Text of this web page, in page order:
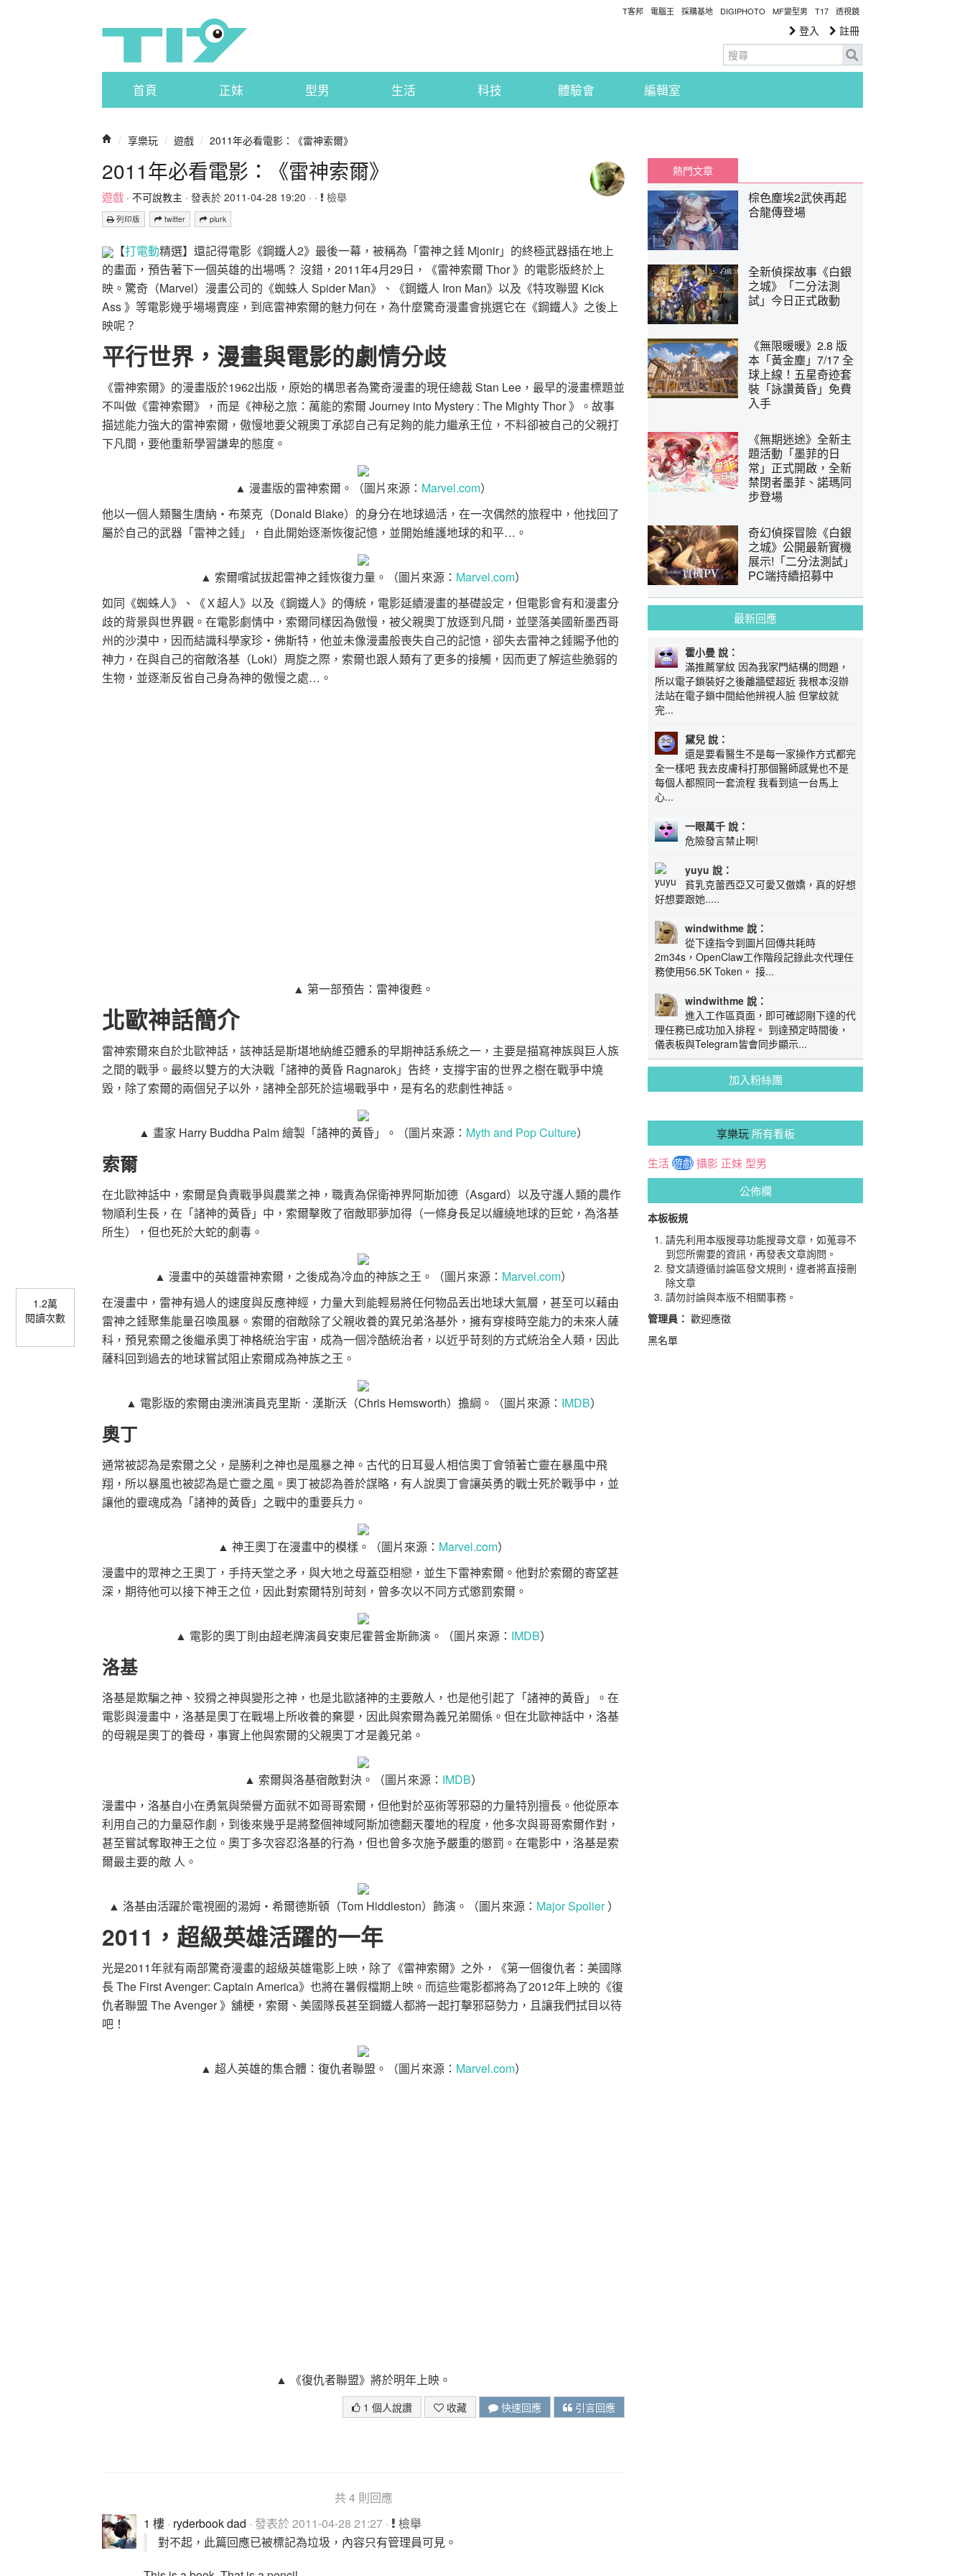
T客邦 電腦王 採購基地 DIGIPHOTO MF變型男 T17 透視鏡
登入 註冊
首頁 正妹 型男 生活 科技 體驗會 編輯室
/ 享樂玩 / 遊戲 / 2011年必看電影：《雷神索爾》
2011年必看電影：《雷神索爾》
遊戲 · 不可說教主 · 發表於 2011-04-28 19:20 · · 檢舉
列印版 twitter plurk
1.2萬
閱讀次數
【打電動精選】還記得電影《鋼鐵人2》最後一幕，被稱為「雷神之錘 Mjonir」的終極武器插在地上
的畫面，預告著下一個英雄的出場嗎？ 沒錯，2011年4月29日，《雷神索爾 Thor 》的電影版終於上
映。驚奇（Marvel）漫畫公司的《蜘蛛人 Spider Man》、《鋼鐵人 Iron Man》以及《特攻聯盟 Kick
Ass 》等電影幾乎場場賣座，到底雷神索爾的魅力何在，為什麼驚奇漫畫會挑選它在《鋼鐵人》之後上
映呢？
平行世界，漫畫與電影的劇情分歧
《雷神索爾》的漫畫版於1962出版，原始的構思者為驚奇漫畫的現任總裁 Stan Lee，最早的漫畫標題並
不叫做《雷神索爾》，而是《神秘之旅：萬能的索爾 Journey into Mystery : The Mighty Thor 》。故事
描述能力強大的雷神索爾，傲慢地要父親奧丁承認自己有足夠的能力繼承王位，不料卻被自己的父親打
下凡間，要他重新學習謙卑的態度。
▲ 漫畫版的雷神索爾。（圖片來源： Marvel.com）
他以一個人類醫生唐納‧布萊克（Donald Blake）的身分在地球過活，在一次偶然的旅程中，他找回了
屬於自己的武器「雷神之錘」，自此開始逐漸恢復記憶，並開始維護地球的和平…。
▲ 索爾嚐試拔起雷神之錘恢復力量。（圖片來源： Marvel.com）
如同《蜘蛛人》、《Ｘ超人》以及《鋼鐵人》的傳統，電影延續漫畫的基礎設定，但電影會有和漫畫分
歧的背景與世界觀。在電影劇情中，索爾同樣因為傲慢，被父親奧丁放逐到凡間，並墜落美國新墨西哥
州的沙漠中，因而結識科學家珍‧佛斯特，他並未像漫畫般喪失自己的記憶，卻失去雷神之錘賜予他的
神力，在與自己的宿敵洛基（Loki）周旋之際，索爾也跟人類有了更多的接觸，因而更了解這些脆弱的
生物，並逐漸反省自己身為神的傲慢之處…。
▲ 第一部預告：雷神復甦。
北歐神話簡介
雷神索爾來自於北歐神話，該神話是斯堪地納維亞體系的早期神話系統之一，主要是描寫神族與巨人族
之間的戰爭。最終以雙方的大決戰「諸神的黃昏 Ragnarok」告終，支撐宇宙的世界之樹在戰爭中燒
毀，除了索爾的兩個兒子以外，諸神全部死於這場戰爭中，是有名的悲劇性神話。
▲ 畫家 Harry Buddha Palm 繪製「諸神的黃昏」。（圖片來源： Myth and Pop Culture）
索爾
在北歐神話中，索爾是負責戰爭與農業之神，職責為保衛神界阿斯加德（Asgard）以及守護人類的農作
物順利生長，在「諸神的黃昏」中，索爾擊敗了宿敵耶夢加得（一條身長足以纏繞地球的巨蛇，為洛基
所生），但也死於大蛇的劇毒。
▲ 漫畫中的英雄雷神索爾，之後成為冷血的神族之王。（圖片來源： Marvel.com）
在漫畫中，雷神有過人的速度與反應神經，力量大到能輕易將任何物品丟出地球大氣層，甚至可以藉由
雷神之錘聚集能量召喚風暴。索爾的宿敵除了父親收養的異兄弟洛基外，擁有穿梭時空能力的未來人薩
科，預見索爾之後繼承奧丁神格統治宇宙，成為一個冷酷統治者，以近乎苛刻的方式統治全人類，因此
薩科回到過去的地球嘗試阻止索爾成為神族之王。
▲ 電影版的索爾由澳洲演員克里斯．漢斯沃（Chris Hemsworth）擔綱。（圖片來源： IMDB）
奧丁
通常被認為是索爾之父，是勝利之神也是風暴之神。古代的日耳曼人相信奧丁會領著亡靈在暴風中飛
翔，所以暴風也被認為是亡靈之風。奧丁被認為善於謀略，有人說奧丁會讓英勇的戰士死於戰爭中，並
讓他的靈魂成為「諸神的黃昏」之戰中的重要兵力。
▲ 神王奧丁在漫畫中的模樣。（圖片來源： Marvel.com）
漫畫中的眾神之王奧丁，手持天堂之矛，與大地之母蓋亞相戀，並生下雷神索爾。他對於索爾的寄望甚
深，期待他可以接下神王之位，因此對索爾特別苛刻，曾多次以不同方式懲罰索爾。
▲ 電影的奧丁則由超老牌演員安東尼霍普金斯飾演。（圖片來源： IMDB）
洛基
洛基是欺騙之神、狡猾之神與變形之神，也是北歐諸神的主要敵人，也是他引起了「諸神的黃昏」。在
電影與漫畫中，洛基是奧丁在戰場上所收養的棄嬰，因此與索爾為義兄弟關係。但在北歐神話中，洛基
的母親是奧丁的養母，事實上他與索爾的父親奧丁才是義兄弟。
▲ 索爾與洛基宿敵對決。（圖片來源： IMDB）
漫畫中，洛基自小在勇氣與榮譽方面就不如哥哥索爾，但他對於巫術等邪惡的力量特別擅長。他從原本
利用自己的力量惡作劇，到後來幾乎是將整個神域阿斯加德翻天覆地的程度，他多次與哥哥索爾作對，
甚至嘗試奪取神王之位。奧丁多次容忍洛基的行為，但也曾多次施予嚴重的懲罰。在電影中，洛基是索
爾最主要的敵 人。
▲ 洛基由活躍於電視圈的湯姆‧希爾德斯頓（Tom Hiddleston）飾演。（圖片來源： Major Spolier）
2011，超級英雄活躍的一年
光是2011年就有兩部驚奇漫畫的超級英雄電影上映，除了《雷神索爾》之外，《第一個復仇者：美國隊
長 The First Avenger: Captain America》也將在暑假檔期上映。而這些電影都將為了2012年上映的《復
仇者聯盟 The Avenger 》舖梗，索爾、美國隊長甚至鋼鐵人都將一起打擊邪惡勢力，且讓我們拭目以待
吧！
▲ 超人英雄的集合體：復仇者聯盟。（圖片來源： Marvel.com）
▲ 《復仇者聯盟》將於明年上映。
1 個人說讚 收藏 快速回應 引言回應
共 4 則回應
1 樓 · ryderbook dad · 發表於 2011-04-28 21:27 ·
檢舉
對不起，此篇回應已被標記為垃圾，內容只有管理員可見。
熱門文章
棕色塵埃2武俠再起
合龍傳登場
全新偵探故事《白銀
之城》「二分法測
試」今日正式啟動
《無限暖暖》2.8 版
本「黃金塵」7/17 全
球上線！五星奇迹套
裝「詠讚黃昏」免費
入手
《無期迷途》全新主
題活動「墨菲的日
常」正式開啟，全新
禁閉者墨菲、諾瑪同
步登場
奇幻偵探冒險《白銀
之城》公開最新實機
展示!「二分法測試」
PC端持續招募中
最新回應
霍小曼 說：
滿推薦掌紋 因為我家門結構的問題，
所以電子鎖裝好之後離牆壁超近 我根本沒辦
法站在電子鎖中間給他辨視人臉 但掌紋就
完...
黛兒 說：
還是要看醫生不是每一家操作方式都完
全一樣吧 我去皮膚科打那個醫師感覺也不是
每個人都照同一套流程 我看到這一台馬上
心...
一眼萬千 說：
危險發言禁止啊!
yuyu 說：
貧乳克蕾西亞又可愛又傲嬌，真的好想
好想要跟她.....
windwithme 說：
從下達指令到圖片回傳共耗時
2m34s，OpenClaw工作階段記錄此次代理任
務使用56.5K Token。 接...
windwithme 說：
進入工作區頁面，即可確認剛下達的代
理任務已成功加入排程。 到達預定時間後，
儀表板與Telegram皆會同步顯示...
加入粉絲團
享樂玩所有看板
生活遊戲攝影 正妹 型男
公佈欄
本板板規
請先利用本版搜尋功能搜尋文章，如蒐尋不
到您所需要的資訊，再發表文章詢問。
發文請遵循討論區發文規則，違者將直接刪
除文章
請勿討論與本版不相關事務。
管理員： 歡迎應徵
黑名單